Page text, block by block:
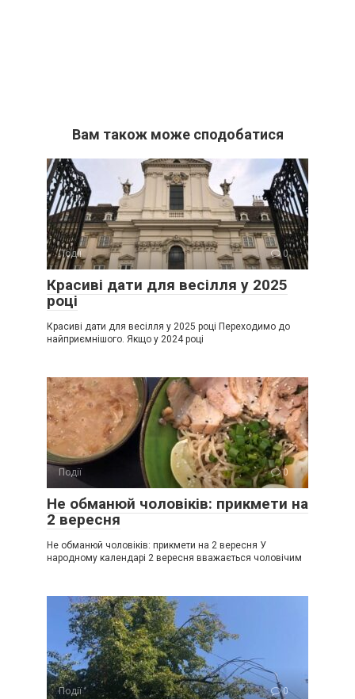
Вам також може сподобатися
Події 0
Красиві дати для весілля у 2025
році
Красиві дати для весілля у 2025 році Переходимо до
найприємнішого. Якщо у 2024 році
Події 0
Не обманюй чоловіків: прикмети на
2 вересня
Не обманюй чоловіків: прикмети на 2 вересня У
народному календарі 2 вересня вважається чоловічим
Події 0